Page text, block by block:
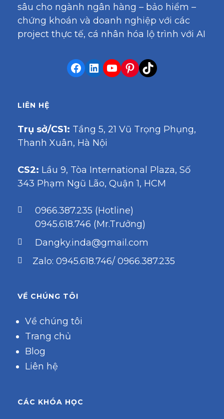
sâu cho ngành ngân hàng – bảo hiểm –
chứng khoán và doanh nghiệp với các
project thực tế, cá nhân hóa lộ trình với AI
LIÊN HỆ
Trụ sở/CS1: Tầng 5, 21 Vũ Trọng Phụng,
Thanh Xuân, Hà Nội
CS2: Lầu 9, Tòa International Plaza, Số
343 Phạm Ngũ Lão, Quận 1, HCM
0966.387.235 (Hotline)
0945.618.746 (Mr.Trưởng)
Dangky.inda@gmail.com
Zalo: 0945.618.746/ 0966.387.235
VỀ CHÚNG TÔI
Về chúng tôi
Trang chủ
Blog
Liên hệ
CÁC KHÓA HỌC